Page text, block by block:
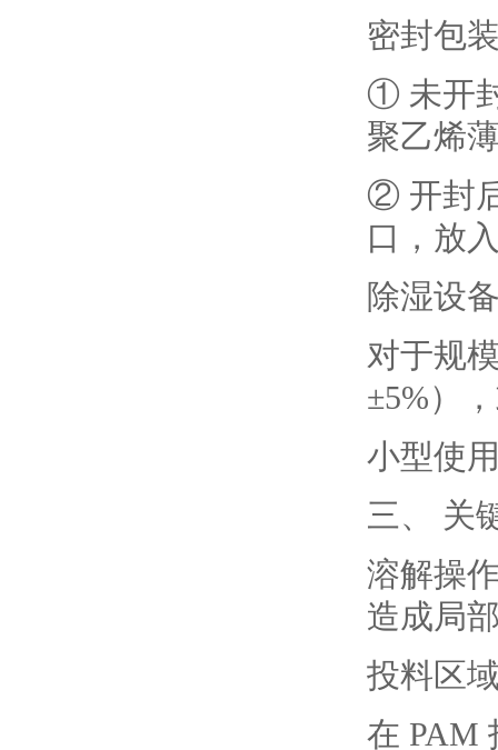
密封包
① 未开
聚乙烯
② 开封
口，放
除湿设
对于规
±5%）
小型使
三、 关
溶解操
造成局
投料区
在 PAM